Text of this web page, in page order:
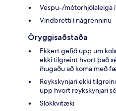
Vespu-/mótorhjólaleiga
Vindbretti í nágrenninu
Öryggisaðstaða
Ekkert gefið upp um
ekki tilgreint hvort það
íhugaðu að koma með
Reykskynjari ekki
upp hvort reykskynjari
Slökkvitæki